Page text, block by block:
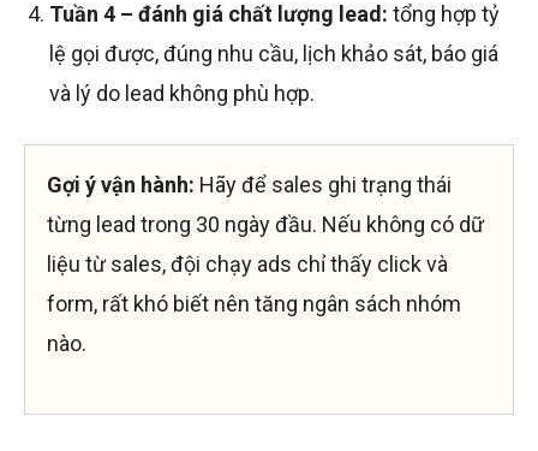
Tuần 4 – đánh giá chất lượng lead: tổng hợp tỷ
lệ gọi được, đúng nhu cầu, lịch khảo sát, báo giá
và lý do lead không phù hợp.
Gợi ý vận hành: Hãy để sales ghi trạng thái
từng lead trong 30 ngày đầu. Nếu không có dữ
liệu từ sales, đội chạy ads chỉ thấy click và
form, rất khó biết nên tăng ngân sách nhóm
nào.